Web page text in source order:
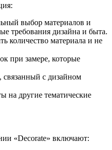
выбор материалов и
требования дизайна и быта.
количество материала и не
при замере, которые
связанный с дизайном
на другие тематические
«Decorate» включают: